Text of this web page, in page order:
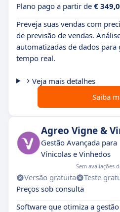
Plano pago a partir de €
Preveja suas vendas com
de previsão de vendas.
automatizadas de dados para
tempo real.
Veja mais detalhes
Saiba
Agreo Vigne &
Gestão Avançada para
Vínicolas e Vinhedos
Sem avaliações
Versão gratuita Teste
Preços sob consulta
Software que otimiza a